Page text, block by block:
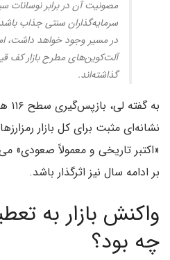
مصونیت آن در برابر نوسانات
سرمایه‌گذاران سنتی جذاب
در مسیر وجود خواهد داشت،
آلت‌کوین‌های مطرح بازار کف
گذاشته‌اند.
نشانه‌ای مثبت برای کل بازار
«اکتبر تاریخی و معمولاً
بر ادامه سال نیز اثرگذار باشد.
واکنش بازار به
چه بود؟